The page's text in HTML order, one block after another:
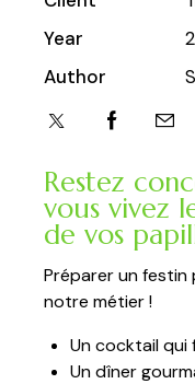
Restez
vous vivez
de vos
Préparer un festin
notre métier !
Un cocktail qui
Un dîner
Year
Author